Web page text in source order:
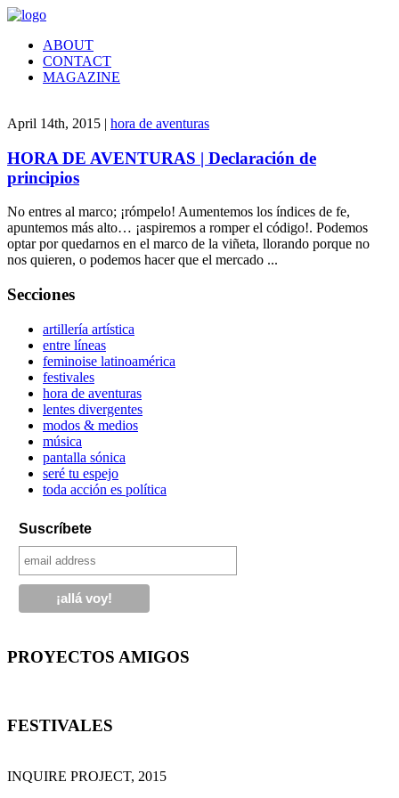
ABOUT
CONTACT
MAGAZINE
April 14th, 2015 | hora de aventuras
HORA DE AVENTURAS | Declaración de
principios
No entres al marco; ¡rómpelo! Aumentemos los índices de fe,
apuntemos más alto… ¡aspiremos a romper el código!. Podemos
optar por quedarnos en el marco de la viñeta, llorando porque no
nos quieren, o podemos hacer que el mercado ...
Secciones
artillería artística
entre líneas
feminoise latinoamérica
festivales
hora de aventuras
lentes divergentes
modos & medios
música
pantalla sónica
seré tu espejo
toda acción es política
Suscríbete
PROYECTOS AMIGOS
FESTIVALES
INQUIRE PROJECT, 2015